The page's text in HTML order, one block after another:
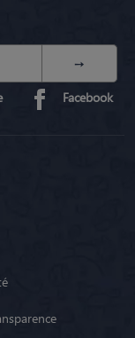
Facebook